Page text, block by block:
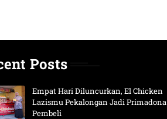
Posts
Empat Hari Diluncurkan, El Chicken
Lazismu Pekalongan Jadi Primadona
Pembeli